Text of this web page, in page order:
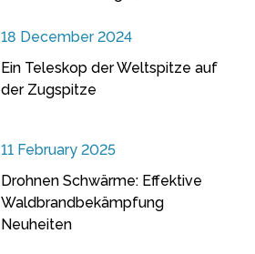
18 December 2024
Ein Teleskop der Weltspitze auf
der Zugspitze
11 February 2025
Drohnen Schwärme: Effektive
Waldbrandbekämpfung
Neuheiten